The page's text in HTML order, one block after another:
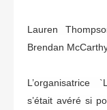
Lauren
Brendan
L’organisatrice
s’était avéré si